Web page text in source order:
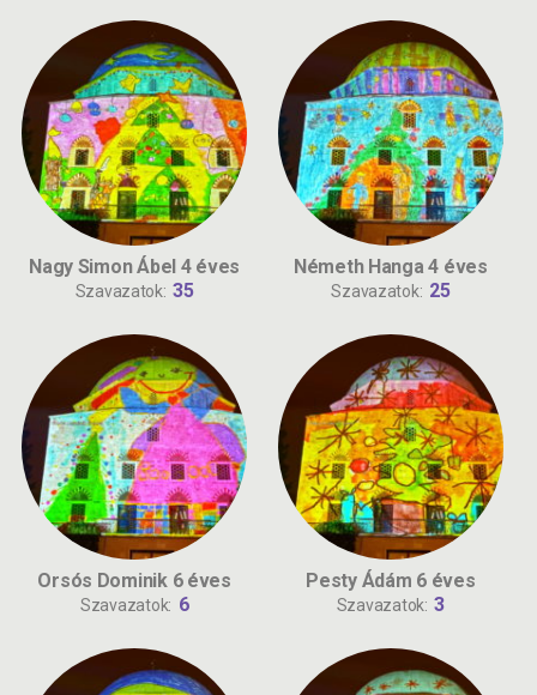
Nagy Simon Ábel 4 éves
Szavazatok:35
Németh Hanga 4 éves
Szavazatok: 25
Orsós Dominik 6 éves
Szavazatok: 6
Pesty Ádám 6 éves
Szavazatok:3